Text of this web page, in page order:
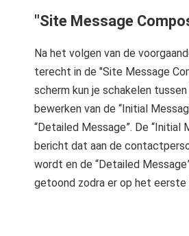
"Site Message
Na het volgen van de
terecht in de "Site Message
scherm kun je schakelen
bewerken van de “Initial
“Detailed Message”. De “Initial
bericht dat aan de
wordt en de “Detailed
getoond zodra er op het